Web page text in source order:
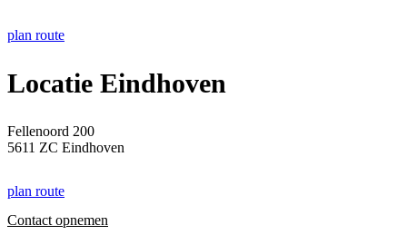
plan route
Locatie Eindhoven
Fellenoord 200
5611 ZC Eindhoven
plan route
Contact opnemen